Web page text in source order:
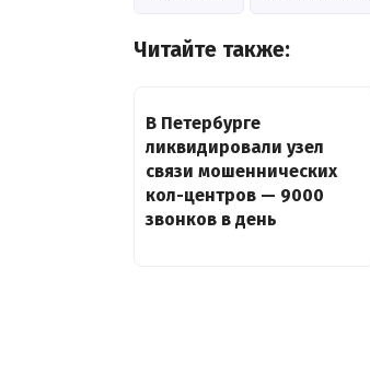
Читайте также:
В Петербурге
ликвидировали узел
связи мошеннических
кол-центров — 9000
звонков в день